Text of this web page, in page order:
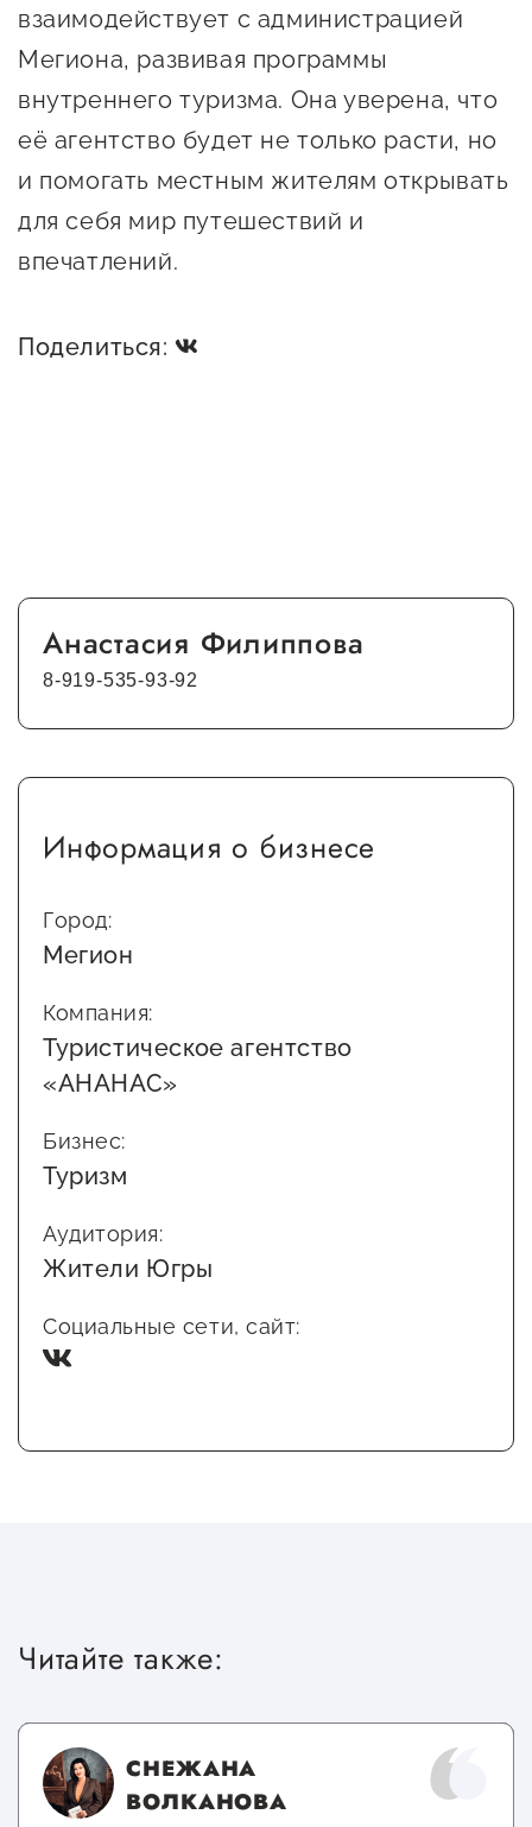
Сервисы для бизнеса
О фонде
Общая информация
Органы управления и надзора
Документы
Вакансии
взаимодействует с администрацией
Мегиона, развивая программы
внутреннего туризма. Она уверена, что
её агентство будет не только расти, но
и помогать местным жителям открывать
для себя мир путешествий и
впечатлений.
Поделиться:
Анастасия Филиппова
8-919-535-93-92
Информация о бизнесе
Город:
Мегион
Компания:
Туристическое агентство
«АНАНАС»
Бизнес:
Туризм
Аудитория:
Жители Югры
Социальные сети, сайт:
Читайте также:
СНЕЖАНА
ВОЛКАНОВА